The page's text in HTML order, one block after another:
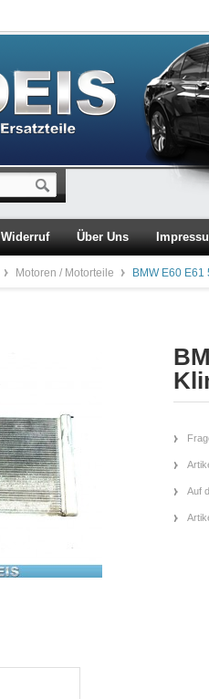
Widerruf Über Uns
Motoren / Motorteile BMW E60
Auf